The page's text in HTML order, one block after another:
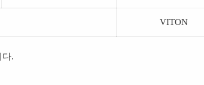
VITON
다.